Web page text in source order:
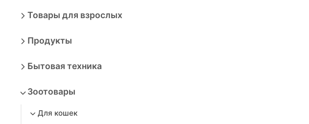
Товары для взрослых
Продукты
Бытовая техника
Зоотовары
Для кошек